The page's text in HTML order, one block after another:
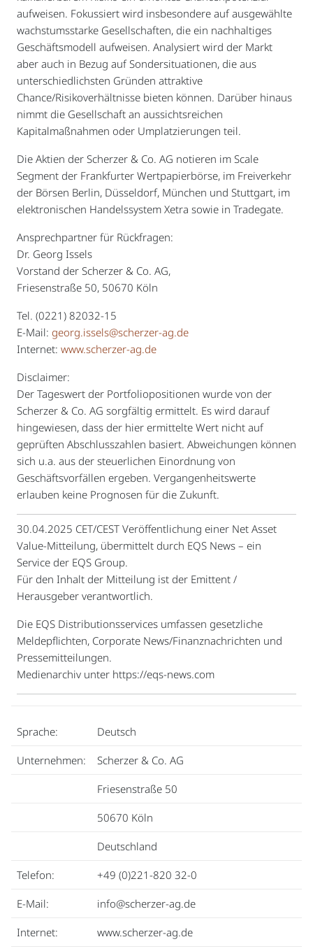
aufweisen. Fokussiert wird insbesondere auf ausgewählte
wachstumsstarke Gesellschaften, die ein nachhaltiges
Geschäftsmodell aufweisen. Analysiert wird der Markt
aber auch in Bezug auf Sondersituationen, die aus
unterschiedlichsten Gründen attraktive
Chance/Risikoverhältnisse bieten können. Darüber hinaus
nimmt die Gesellschaft an aussichtsreichen
Kapitalmaßnahmen oder Umplatzierungen teil.
Die Aktien der Scherzer & Co. AG notieren im Scale
Segment der Frankfurter Wertpapierbörse, im Freiverkehr
der Börsen Berlin, Düsseldorf, München und Stuttgart, im
elektronischen Handelssystem Xetra sowie in Tradegate.
Ansprechpartner für Rückfragen:
Dr. Georg Issels
Vorstand der Scherzer & Co. AG,
Friesenstraße 50, 50670 Köln
Tel. (0221) 82032-15
E-Mail: georg.issels@scherzer-ag.de
Internet: www.scherzer-ag.de
Disclaimer:
Der Tageswert der Portfoliopositionen wurde von der
Scherzer & Co. AG sorgfältig ermittelt. Es wird darauf
hingewiesen, dass der hier ermittelte Wert nicht auf
geprüften Abschlusszahlen basiert. Abweichungen können
sich u.a. aus der steuerlichen Einordnung von
Geschäftsvorfällen ergeben. Vergangenheitswerte
erlauben keine Prognosen für die Zukunft.
30.04.2025 CET/CEST Veröffentlichung einer Net Asset
Value-Mitteilung, übermittelt durch EQS News – ein
Service der EQS Group.
Für den Inhalt der Mitteilung ist der Emittent /
Herausgeber verantwortlich.
Die EQS Distributionsservices umfassen gesetzliche
Meldepflichten, Corporate News/Finanznachrichten und
Pressemitteilungen.
Medienarchiv unter https://eqs-news.com
Sprache: Deutsch
Unternehmen: Scherzer & Co. AG
Friesenstraße 50
50670 Köln
Deutschland
Telefon: +49 (0)221-820 32-0
E-Mail: info@scherzer-ag.de
Internet: www.scherzer-ag.de